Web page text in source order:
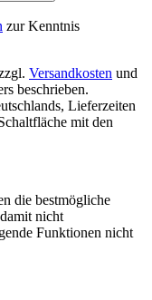
zur Kenntnis
Versandkosten und
beschrieben.
Lieferzeiten
mit den
die bestmögliche
nicht
Funktionen nicht